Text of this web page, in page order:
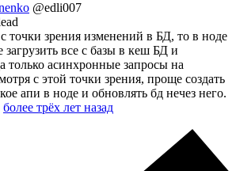
@edli007
точки зрения изменений в БД, то в ноде
все с базы в кеш БД и
только асинхронные запросы на
с этой точки зрения, проще создать
апи в ноде и обновлять бд нечез него.
более трёх лет назад